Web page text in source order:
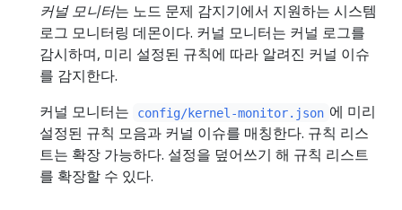
커널 모니터는 노드 문제 감지기에서 지원하는 시스템
로그 모니터링 데몬이다. 커널 모니터는 커널 로그를
감시하며, 미리 설정된 규칙에 따라 알려진 커널 이슈
를 감지한다.
커널 모니터는
config/kernel-monitor.json 에 미리
설정된 규칙 모음과 커널 이슈를 매칭한다. 규칙 리스
트는 확장 가능하다. 설정을 덮어쓰기 해 규칙 리스트
를 확장할 수 있다.